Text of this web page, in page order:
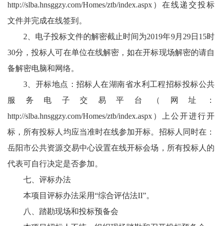
http://slba.hnsggzy.com/Homes/ztb/index.aspx ）在线递交投标
文件并完成在线签到。
2、电子投标文件的解密截止时间为2019年9月29日15时
30分，投标人可在单位在线解密，如在开标现场解密的请自
备解密电脑和网络。
3、开标地点：招标人在湖南省水利工程招标投标公共
服务电子交易平台（网址：
http://slba.hnsggzy.com/Homes/ztb/index.aspx ）上公开进行开
标，所有投标人均应当准时在线参加开标。招标人同时在：
岳阳市公共资源交易中心设置在线开标会场，所有投标人的
代表可自行决定是否参加。
七、评标办法
本项目评标办法采用“综合评估法II”。
八、踏勘现场和投标预备会